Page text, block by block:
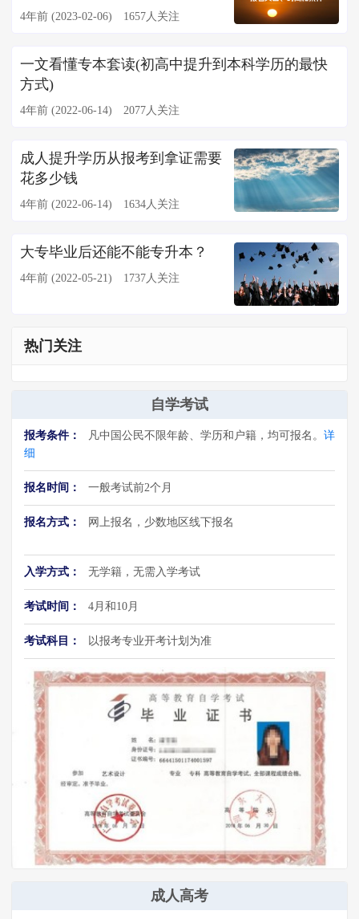
4年前 (2023-02-06) 1657人关注
一文看懂专本套读(初高中提升到本科学历的最快
方式)
4年前 (2022-06-14) 2077人关注
成人提升学历从报考到拿证需要
花多少钱
4年前 (2022-06-14) 1634人关注
大专毕业后还能不能专升本？
4年前 (2022-05-21) 1737人关注
热门关注
自学考试
报考条件： 凡中国公民不限年龄、学历和户籍，均可报名。 详
细
报名时间： 一般考试前2个月
报名方式： 网上报名，少数地区线下报名
入学方式： 无学籍，无需入学考试
考试时间： 4月和10月
考试科目： 以报考专业开考计划为准
成人高考